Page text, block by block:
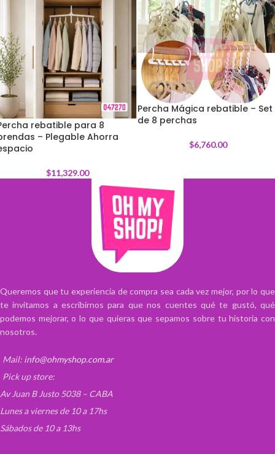
Percha Mágica rebatible – Set
de 8 perchas
$6,760.00
rebatible para 8
– Plegable Ahorra
$11,329.00
Queremos que tu experiencia de compra sea cada vez mejor, por lo que
te invitamos a escribirnos para que nos cuentes qué te gustó, qué
podemos mejorar, o lo que quieras que sepamos sobre tu historia con
nosotros.
Mail: info@ohmyshop.com.ar
Pick up store:
Av Juan B Justo 5038 – CABA
Lunes a viernes de 10 a 17hs
Sábados de 10 a 13hs